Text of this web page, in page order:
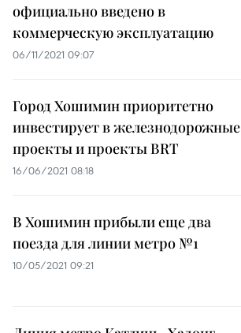
официально введено в
коммерческую эксплуатацию
06/11/2021 09:07
Город Хошимин приоритетно
инвестирует в железнодорожные
проекты и проекты BRT
16/06/2021 08:18
В Хошимин прибыли еще два
поезда для линии метро №1
10/05/2021 09:21